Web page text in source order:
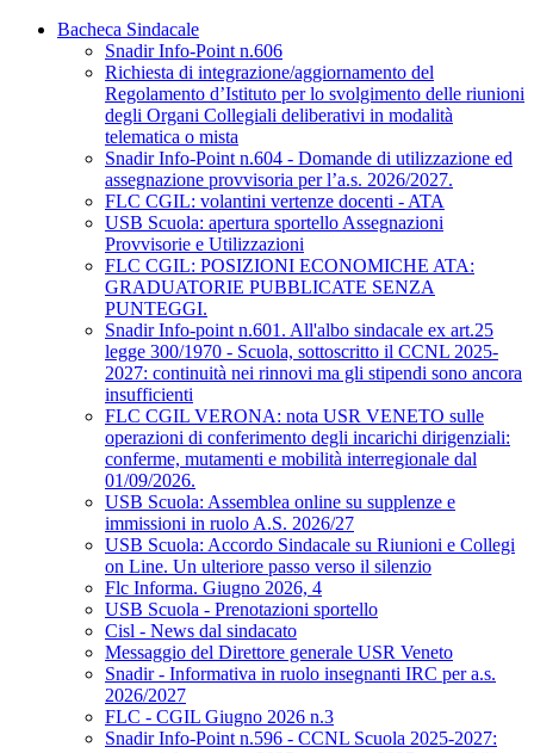
Bacheca Sindacale
Snadir Info-Point n.606
Richiesta di integrazione/aggiornamento del
Regolamento d’Istituto per lo svolgimento delle riunioni
degli Organi Collegiali deliberativi in modalità
telematica o mista
Snadir Info-Point n.604 - Domande di utilizzazione ed
assegnazione provvisoria per l’a.s. 2026/2027.
FLC CGIL: volantini vertenze docenti - ATA
USB Scuola: apertura sportello Assegnazioni
Provvisorie e Utilizzazioni
FLC CGIL: POSIZIONI ECONOMICHE ATA:
GRADUATORIE PUBBLICATE SENZA
PUNTEGGI.
Snadir Info-point n.601. All'albo sindacale ex art.25
legge 300/1970 - Scuola, sottoscritto il CCNL 2025-
2027: continuità nei rinnovi ma gli stipendi sono ancora
insufficienti
FLC CGIL VERONA: nota USR VENETO sulle
operazioni di conferimento degli incarichi dirigenziali:
conferme, mutamenti e mobilità interregionale dal
01/09/2026.
USB Scuola: Assemblea online su supplenze e
immissioni in ruolo A.S. 2026/27
USB Scuola: Accordo Sindacale su Riunioni e Collegi
on Line. Un ulteriore passo verso il silenzio
Flc Informa. Giugno 2026, 4
USB Scuola - Prenotazioni sportello
Cisl - News dal sindacato
Messaggio del Direttore generale USR Veneto
Snadir - Informativa in ruolo insegnanti IRC per a.s.
2026/2027
FLC - CGIL Giugno 2026 n.3
Snadir Info-Point n.596 - CCNL Scuola 2025-2027: